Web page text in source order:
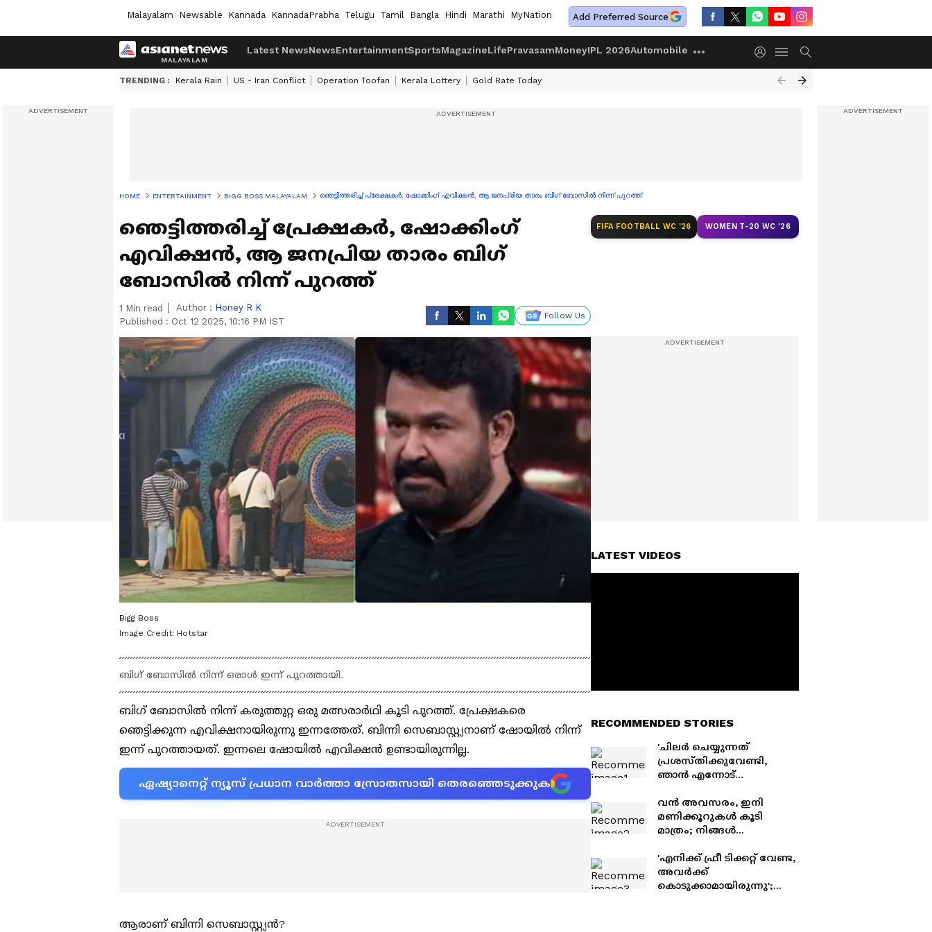
Malayalam Newsable Kannada KannadaPrabha Telugu Tamil Bangla Hindi Marathi MyNation Add Preferred Source
Latest NewsNewsEntertainmentSportsMagazineLifePravasamMoneyIPL 2026Automobile
TRENDING : Kerala Rain US - Iran Conflict Operation Toofan Kerala Lottery Gold Rate Today
HOME ENTERTAINMENT BIGG BOSS MALAYALAM ഞെട്ടിത്തരിച്ച് പ്രേക്ഷകര്‍, ഷോക്കിംഗ് എവിക്ഷൻ, ആ ജനപ്രിയ താരം ബിഗ് ബോസില്‍ നിന്ന് പുറത്ത്
ഞെട്ടിത്തരിച്ച് പ്രേക്ഷകര്‍, ഷോക്കിംഗ്
എവിക്ഷൻ, ആ ജനപ്രിയ താരം ബിഗ്
ബോസില്‍ നിന്ന് പുറത്ത്
1 Min read Author : Honey R K
Published : Oct 12 2025, 10:16 PM IST
Follow Us
Bigg Boss
Image Credit: Hotstar
ബിഗ് ബോസില്‍ നിന്ന് ഒരാള്‍ ഇന്ന് പുറത്തായി.
ബിഗ് ബോസില്‍ നിന്ന് കരുത്തുറ്റ ഒരു മത്സരാര്‍ഥി കൂടി പുറത്ത്. പ്രേക്ഷകരെ
ഞെട്ടിക്കുന്ന എവിക്ഷനായിരുന്നു ഇന്നത്തേത്. ബിന്നി സെബാസ്റ്റ്യനാണ് ഷോയില്‍ നിന്ന്
ഇന്ന് പുറത്തായത്. ഇന്നലെ ഷോയില്‍ എവിക്ഷൻ ഉണ്ടായിരുന്നില്ല.
ഏഷ്യാനെറ്റ് ന്യൂസ് പ്രധാന വാർത്താ സ്രോതസായി തെരഞ്ഞെടുക്കുക
ആരാണ് ബിന്നി സെബാസ്റ്റ്യൻ?
FIFA FOOTBALL WC '26 WOMEN T-20 WC '26
LATEST VIDEOS
RECOMMENDED STORIES
'ചിലർ ചെയ്യുന്നത്
പ്രശസ്തിക്കുവേണ്ടി,
ഞാൻ എന്നോട്
ബോസിനെ കുറിച്ച്
കൊറിയൻ മല്ലു
വന്‍ അവസരം, ഇനി
മണിക്കൂറുകള്‍ കൂടി
മാത്രം; നിങ്ങള്‍
'എനിക്ക് ഫ്രീ ടിക്കറ്റ് വേണ്ട,
അവർക്ക്
കൊടുക്കാമായിരുന്നു';